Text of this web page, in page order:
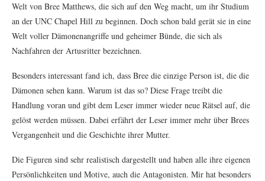
Welt von Bree Matthews, die sich auf den Weg macht, um ihr Studium
an der UNC Chapel Hill zu beginnen. Doch schon bald gerät sie in eine
Welt voller Dämonenangriffe und geheimer Bünde, die sich als
Nachfahren der Artusritter bezeichnen.
Besonders interessant fand ich, dass Bree die einzige Person ist, die die
Dämonen sehen kann. Warum ist das so? Diese Frage treibt die
Handlung voran und gibt dem Leser immer wieder neue Rätsel auf, die
gelöst werden müssen. Dabei erfährt der Leser immer mehr über Brees
Vergangenheit und die Geschichte ihrer Mutter.
Die Figuren sind sehr realistisch dargestellt und haben alle ihre eigenen
Persönlichkeiten und Motive, auch die Antagonisten. Mir hat besonders